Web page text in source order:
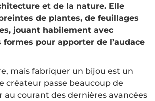
et de la nature. Elle
de plantes, de feuillages
jouant habilement avec
formes pour apporter de l’audace
mais fabriquer un bijou est un
créateur passe beaucoup de
au courant des dernières avancées